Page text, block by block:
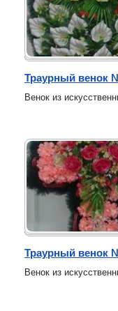
Траурный венок
Венок из
Траурный венок
Венок из